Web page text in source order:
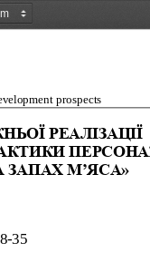
prospects
РЕАЛІЗАЦІЇ
ЗАПАХ М’ЯСА»
8-35